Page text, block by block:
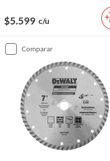
$5.599 c/u
comparar